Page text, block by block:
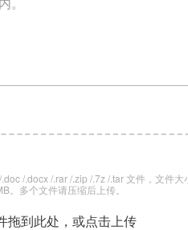
/.docx /.rar /.zip /.7z /.tar 文件，文件大
。多个文件请压缩后上传。
拖到此处，或点击上传